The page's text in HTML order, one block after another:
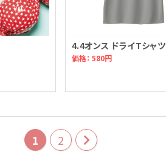
4.4オンス ドライTシャツ
価格： 580円
1
2